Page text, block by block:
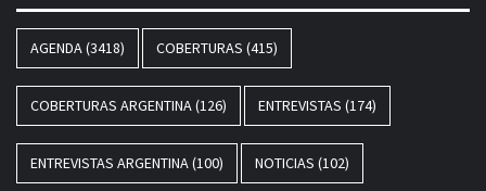
AGENDA(3418) COBERTURAS (415)
COBERTURAS ARGENTINA(126) ENTREVISTAS (174)
ENTREVISTAS ARGENTINA(100) NOTICIAS (102)